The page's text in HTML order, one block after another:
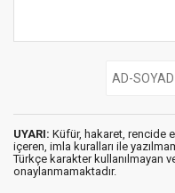
UYARI: Küfür, hakaret, rencide
içeren, imla kuralları ile
Türkçe karakter kullanılmayan
onaylanmamaktadır.